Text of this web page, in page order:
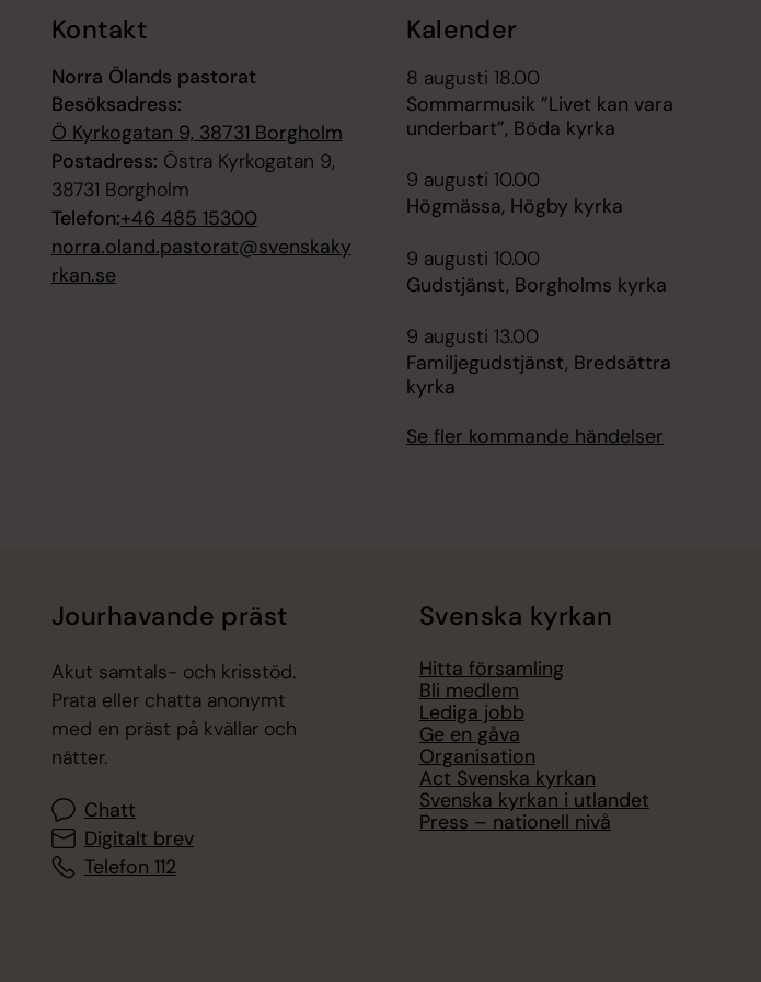
Kontakt
Norra Ölands pastorat
Besöksadress:
Ö Kyrkogatan 9, 38731 Borgholm
Postadress: Östra Kyrkogatan 9,
38731 Borgholm
Telefon:+46 485 15300
norra.oland.pastorat@svenskaky
rkan.se
Kalender
8 augusti 18.00
Sommarmusik ”Livet kan vara
underbart”, Böda kyrka
9 augusti 10.00
Högmässa, Högby kyrka
9 augusti 10.00
Gudstjänst, Borgholms kyrka
9 augusti 13.00
Familjegudstjänst, Bredsättra
kyrka
Se fler kommande händelser
Jourhavande präst
Akut samtals- och krisstöd.
Prata eller chatta anonymt
med en präst på kvällar och
nätter.
Chatt
Digitalt brev
Telefon 112
Svenska kyrkan
Hitta församling
Bli medlem
Lediga jobb
Ge en gåva
Organisation
Act Svenska kyrkan
Svenska kyrkan i utlandet
Press – nationell nivå